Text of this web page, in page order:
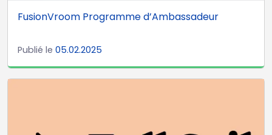
FusionVroom Programme d’Ambassadeur
Publié le 05.02.2025